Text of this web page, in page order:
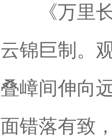
《万里长
云锦巨制。
叠嶂间伸向
面错落有致